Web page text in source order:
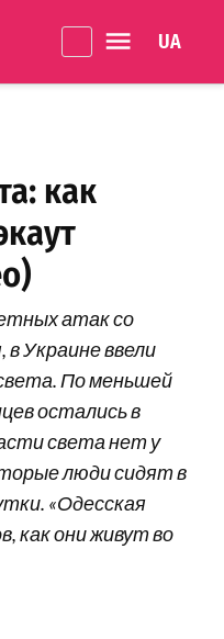
как
атак со
Украине ввели
По меньшей
остались в
света нет у
люди сидят в
«Одесская
как они живут во